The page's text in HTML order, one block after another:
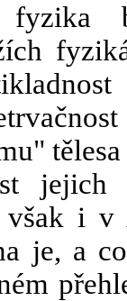
jejich
však i v
je, a